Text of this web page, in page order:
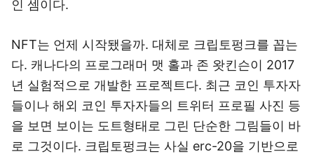
인 셈이다.
NFT는 언제 시작됐을까. 대체로 크립토펑크를 꼽는
다. 캐나다의 프로그래머 맷 홀과 존 왓킨슨이 2017
년 실험적으로 개발한 프로젝트다. 최근 코인 투자자
들이나 해외 코인 투자자들의 트위터 프로필 사진 등
을 보면 보이는 도트형태로 그린 단순한 그림들이 바
로 그것이다. 크립토펑크는 사실 erc-20을 기반으로